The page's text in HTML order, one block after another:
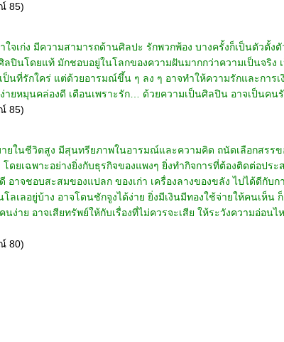
85)
ใจเก่ง มีความสามารถด้านศิลปะ รักพวกพ้อง บางครั้งก็เป็นตัวตั้
ปินโดยแท้ มักชอบอยู่ในโลกของความฝันมากกว่าความเป็นจริง
นที่รักใคร่ แต่ด้วยอารมณ์ขึ้น ๆ ลง ๆ อาจทำให้ความรักและการเ
ง่ายหมุนคล่องดี เตือนเพราะรัก… ด้วยความเป็นศิลปิน อาจเป็นคน
85)
ยในชีวิตสูง มีสุนทรียภาพในอารมณ์และความคิด ถนัดเลือกสรรข
ดยเฉพาะอย่างยิ่งกับธุรกิจของแพงๆ ยิ่งทำกิจการที่ต้องติดต่อป
อาจชอบสะสมของแปลก ของเก่า เครื่องลางของขลัง ไปได้ดีกับก
ลเลอยู่บ้าง อาจโดนชักจูงได้ง่าย ยิ่งมีเงินมีทองใช้จ่ายให้คนเห็
นง่าย อาจเสียทรัพย์ให้กับเรื่องที่ไม่ควรจะเสีย ให้ระวังความอ่อ
80)